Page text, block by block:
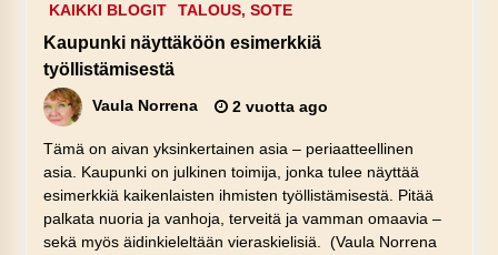
KAIKKI BLOGIT TALOUS, SOTE
Kaupunki näyttäköön esimerkkiä
työllistämisestä
Vaula Norrena 2 vuotta ago
Tämä on aivan yksinkertainen asia – periaatteellinen
asia. Kaupunki on julkinen toimija, jonka tulee näyttää
esimerkkiä kaikenlaisten ihmisten työllistämisestä. Pitää
palkata nuoria ja vanhoja, terveitä ja vamman omaavia –
sekä myös äidinkieleltään vieraskielisiä. (Vaula Norrena